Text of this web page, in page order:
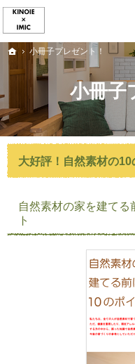
小冊子
プロの目線からご提案。愛知県常滑
愛知県常滑市・半田市・阿久比町の
大好評！自然素材の10
自然素材の家を建て
ト
ホーム
小冊子プレゼント！